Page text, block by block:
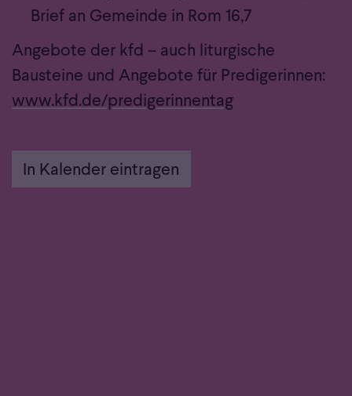
Brief an Gemeinde in Rom 16,7
Angebote der kfd – auch liturgische
Bausteine und Angebote für Predigerinnen:
www.kfd.de/predigerinnentag
In Kalender eintragen